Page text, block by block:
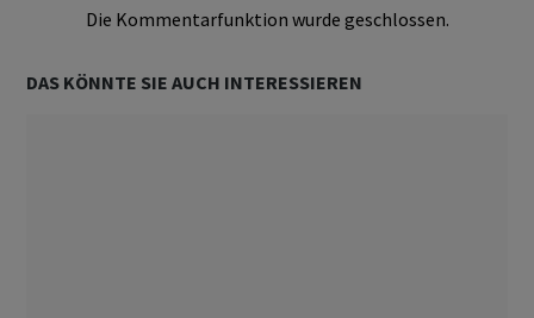
Die Kommentarfunktion wurde geschlossen.
DAS KÖNNTE SIE AUCH INTERESSIEREN